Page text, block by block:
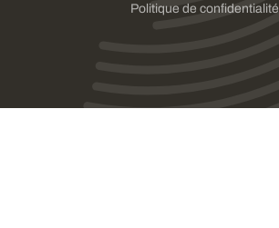
Politique de confidentialité